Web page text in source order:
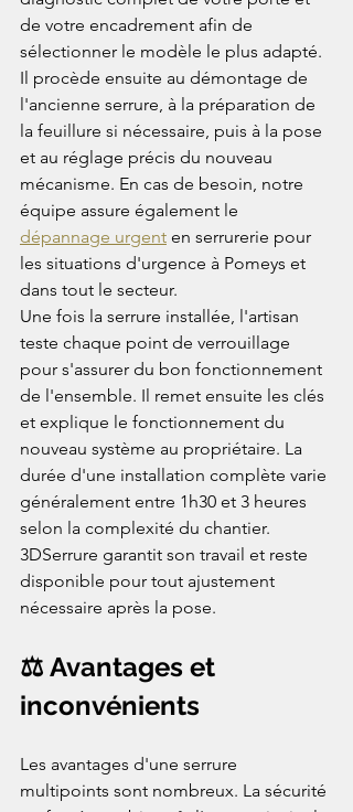
de votre encadrement afin de
sélectionner le modèle le plus adapté.
Il procède ensuite au démontage de
l'ancienne serrure, à la préparation de
la feuillure si nécessaire, puis à la pose
et au réglage précis du nouveau
mécanisme. En cas de besoin, notre
équipe assure également le
dépannage urgent en serrurerie pour
les situations d'urgence à Pomeys et
dans tout le secteur.
Une fois la serrure installée, l'artisan
teste chaque point de verrouillage
pour s'assurer du bon fonctionnement
de l'ensemble. Il remet ensuite les clés
et explique le fonctionnement du
nouveau système au propriétaire. La
durée d'une installation complète varie
généralement entre 1h30 et 3 heures
selon la complexité du chantier.
3DSerrure garantit son travail et reste
disponible pour tout ajustement
nécessaire après la pose.
⚖️ Avantages et
inconvénients
Les avantages d'une serrure
multipoints sont nombreux. La sécurité